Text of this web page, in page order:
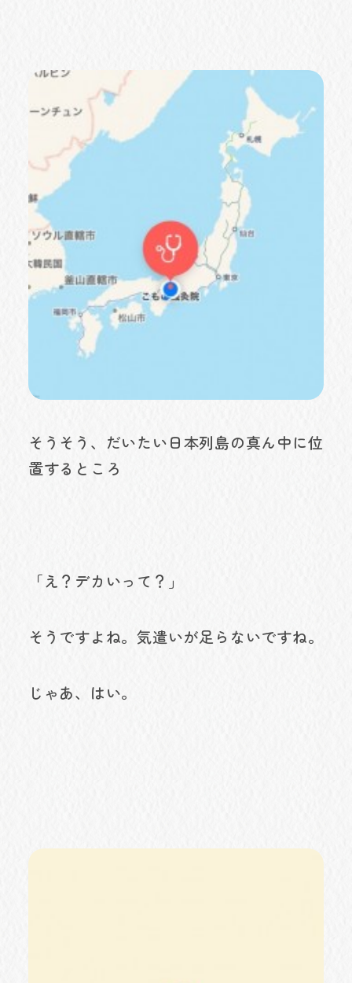
そうそう、だいたい日本列島の真ん中に位
置するところ
「え？デカいって？」
そうですよね。気遣いが足らないですね。
じゃあ、はい。